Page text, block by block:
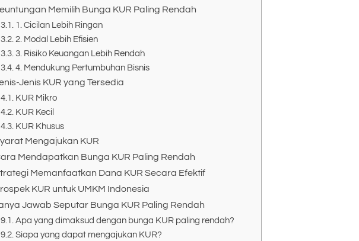
Memilih Bunga KUR Paling Rendah
1. Cicilan Lebih Ringan
2. Modal Lebih Efisien
3. Risiko Keuangan Lebih Rendah
4. Mendukung Pertumbuhan Bisnis
Jenis KUR yang Tersedia
KUR Mikro
KUR Kecil
KUR Khusus
Mengajukan KUR
Mendapatkan Bunga KUR Paling Rendah
Memanfaatkan Dana KUR Secara Efektif
KUR untuk UMKM Indonesia
Jawab Seputar Bunga KUR Paling Rendah
Apa yang dimaksud dengan bunga KUR paling rendah?
Siapa yang dapat mengajukan KUR?